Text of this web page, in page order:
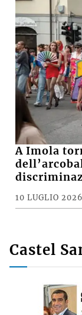
A Imola
10 LUGLIO 2026
Castel